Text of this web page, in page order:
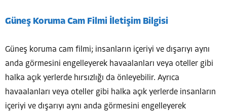
Güneş Koruma Cam Filmi İletişim Bilgisi
Güneş koruma cam filmi; insanların içeriyi ve dışarıyı aynı
anda görmesini engelleyerek havaalanları veya oteller gibi
halka açık yerlerde hırsızlığı da önleyebilir. Ayrıca
havaalanları veya oteller gibi halka açık yerlerde insanların
içeriyi ve dışarıyı aynı anda görmesini engelleyerek